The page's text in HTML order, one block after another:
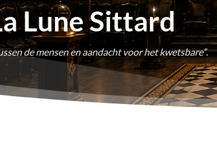
Lune Sittard
de mensen en aandacht voor het kwetsbare”.